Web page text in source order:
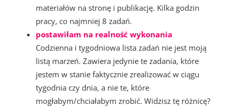
materiałów na stronę i publikację. Kilka godzin
pracy, co najmniej 8 zadań.
postawiłam na realność wykonania
Codzienna i tygodniowa lista zadań nie jest moją
listą marzeń. Zawiera jedynie te zadania, które
jestem w stanie faktycznie zrealizować w ciągu
tygodnia czy dnia, a nie te, które
mogłabym/chciałabym zrobić. Widzisz tę różnicę?